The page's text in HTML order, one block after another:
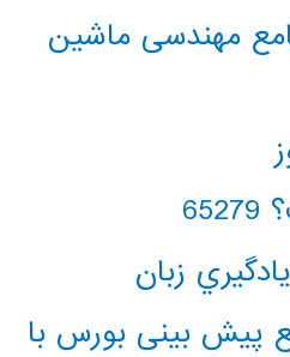
مهندسی ماشین
زبان
پیش بینی بورس با